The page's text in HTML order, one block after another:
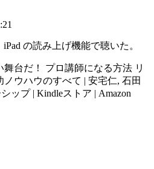
の読み上げ機能で聴いた。
台だ！ プロ講師になる方法 リ
ウハウのすべて | 安宅仁, 石田
ップ | Kindleストア | Amazon